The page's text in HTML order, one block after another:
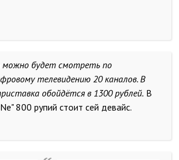
будет смотреть по
телевидению 20 каналов. В
обойдётся в 1300 рублей. В
800 рупий стоит сей девайс.